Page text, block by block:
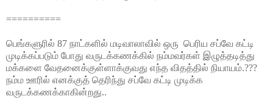
==========
பெங்களுரில் 87 நாட்களில் மடிவாலாவில் ஒரு பெரிய சப்வே கட்டி
முடிக்கப்படும் போது வருடக்கணக்கில் நம்மவர்கள் இழுத்தடித்து
மக்களை வேதனைக்குள்ளாக்குவது எந்த விதத்தில் நியாயம்.???
நம்ம ஊரில் எனக்குத் தெரிந்து சப்வே கட்டி முடிக்க
வருடக்கணக்காகின்றது..